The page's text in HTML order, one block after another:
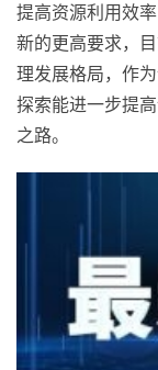
提高资源利用效
新的更高要求，
理发展格局，作
探索能进一步提
之路。